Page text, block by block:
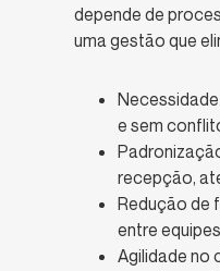
depende de
uma gestão que
e sem
recepção,
Redução de
entre
Agilidade no